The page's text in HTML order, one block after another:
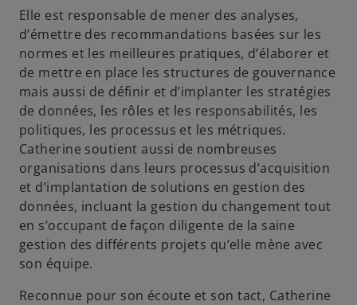
Elle est responsable de mener des analyses,
d’émettre des recommandations basées sur les
normes et les meilleures pratiques, d’élaborer et
de mettre en place les structures de gouvernance
mais aussi de définir et d’implanter les stratégies
de données, les rôles et les responsabilités, les
politiques, les processus et les métriques.
Catherine soutient aussi de nombreuses
organisations dans leurs processus d’acquisition
et d’implantation de solutions en gestion des
données, incluant la gestion du changement tout
en s’occupant de façon diligente de la saine
gestion des différents projets qu’elle mène avec
son équipe.
Reconnue pour son écoute et son tact, Catherine